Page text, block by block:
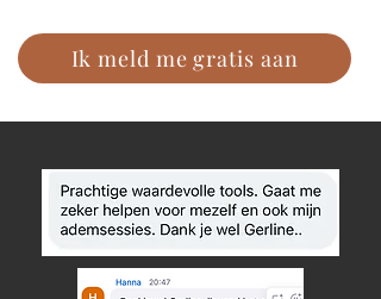
Ik meld me gratis aan